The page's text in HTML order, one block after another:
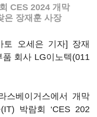
CES 2024 개막
은 장재훈 사장
토 오세은 기자] 장재
품 회사 LG이노텍(011
스베이거스에서 개막
박람회 ‘CES 202